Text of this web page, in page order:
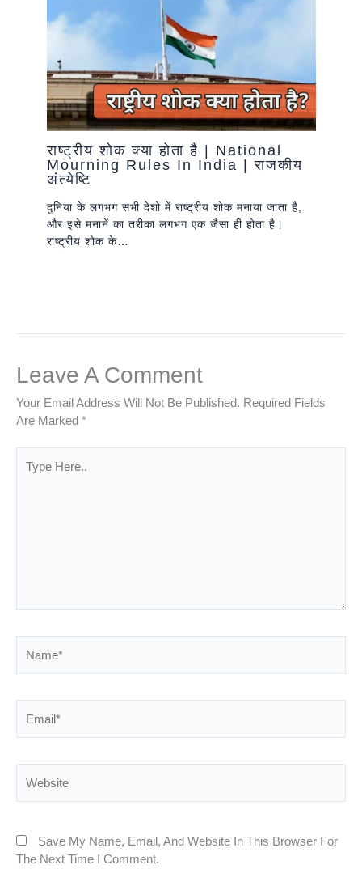
राष्ट्रीय शोक क्या होता है | National
Mourning Rules In India | राजकीय
अंत्येष्टि
दुनिया के लगभग सभी देशो में राष्ट्रीय शोक मनाया जाता है,
और इसे मनानें का तरीका लगभग एक जैसा ही होता है।
राष्ट्रीय शोक के…
Leave A Comment
Your Email Address Will Not Be Published. Required Fields
Are Marked *
Here..
Save My Name, Email, And Website In This Browser For
The Next Time I Comment.